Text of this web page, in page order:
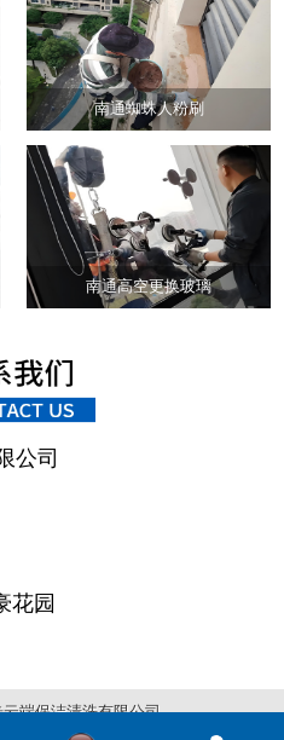
南通蜘蛛人粉刷
南通高空更换玻璃
公司
花园
端保洁清洗有限公司